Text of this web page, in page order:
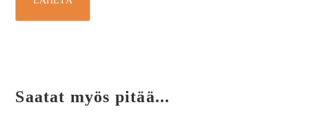
Saatat myös pitää...